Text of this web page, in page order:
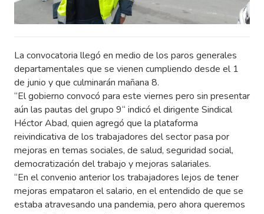
La convocatoria llegó en medio de los paros generales
departamentales que se vienen cumpliendo desde el 1
de junio y que culminarán mañana 8.
“El gobierno convocó para este viernes pero sin presentar
aún las pautas del grupo 9“ indicó el dirigente Sindical
Héctor Abad, quien agregó que la plataforma
reivindicativa de los trabajadores del sector pasa por
mejoras en temas sociales, de salud, seguridad social,
democratización del trabajo y mejoras salariales.
“En el convenio anterior los trabajadores lejos de tener
mejoras empataron el salario, en el entendido de que se
estaba atravesando una pandemia, pero ahora queremos